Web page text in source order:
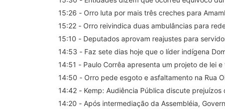
15:26 - Orro luta por mais três creches para
15:22 - Orro reivindica duas ambulâncias para
15:10 - Deputados
14:53 - Faz sete dias hoje que o líder indígena
14:51 - Paulo Corrêa apresenta um projeto de lei
14:50 - Orro pede esgoto e asfaltamento na Rua
14:42 - Kemp: Audiência Pública discute
14:20 - Após intermediação da Assembléia,